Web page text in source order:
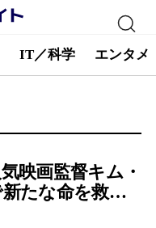
IT／科学 エンタメ
映画監督キム・
たな命を救う